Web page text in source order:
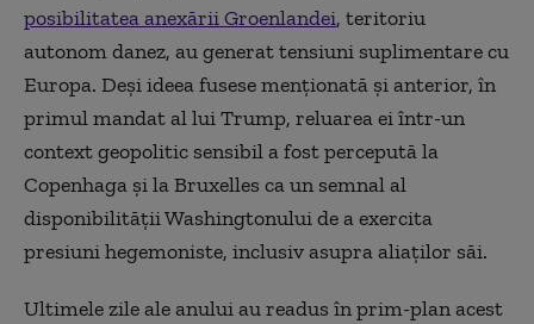
posibilitatea anexării Groenlandei, teritoriu
autonom danez, au generat tensiuni suplimentare cu
Europa. Deşi ideea fusese menţionată şi anterior, în
primul mandat al lui Trump, reluarea ei într-un
context geopolitic sensibil a fost percepută la
Copenhaga şi la Bruxelles ca un semnal al
disponibilităţii Washingtonului de a exercita
presiuni hegemoniste, inclusiv asupra aliaţilor săi.
Ultimele zile ale anului au readus în prim-plan acest